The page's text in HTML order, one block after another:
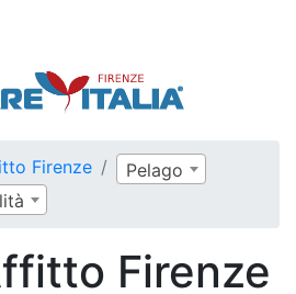
Firenze
Pelago
Firenze